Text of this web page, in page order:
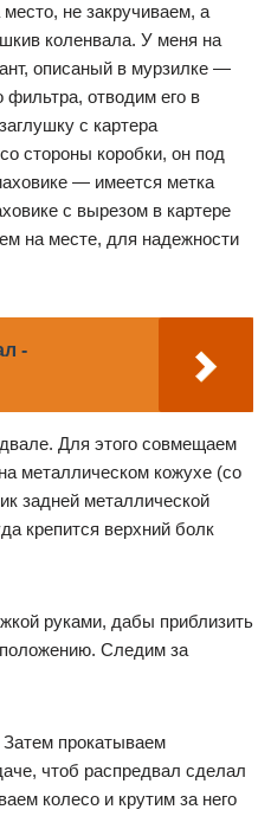
не закручиваем, а
коленвала. У меня на
описаный в мурзилке —
отводим его в
с картера
стороны коробки, он под
— имеется метка
с вырезом в картере
на месте, для надежности
-
Для этого совмещаем
металлическом кожухе (со
задней металлической
крепится верхний болк
руками, дабы приблизить
Следим за
Затем прокатываем
чтоб распредвал сделал
колесо и крутим за него